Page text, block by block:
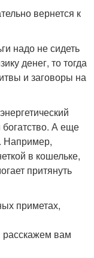
вернется к
надо не сидеть
денег, то тогда
и заговоры на
А еще
Например,
в кошельке,
притянуть
приметах,
вам